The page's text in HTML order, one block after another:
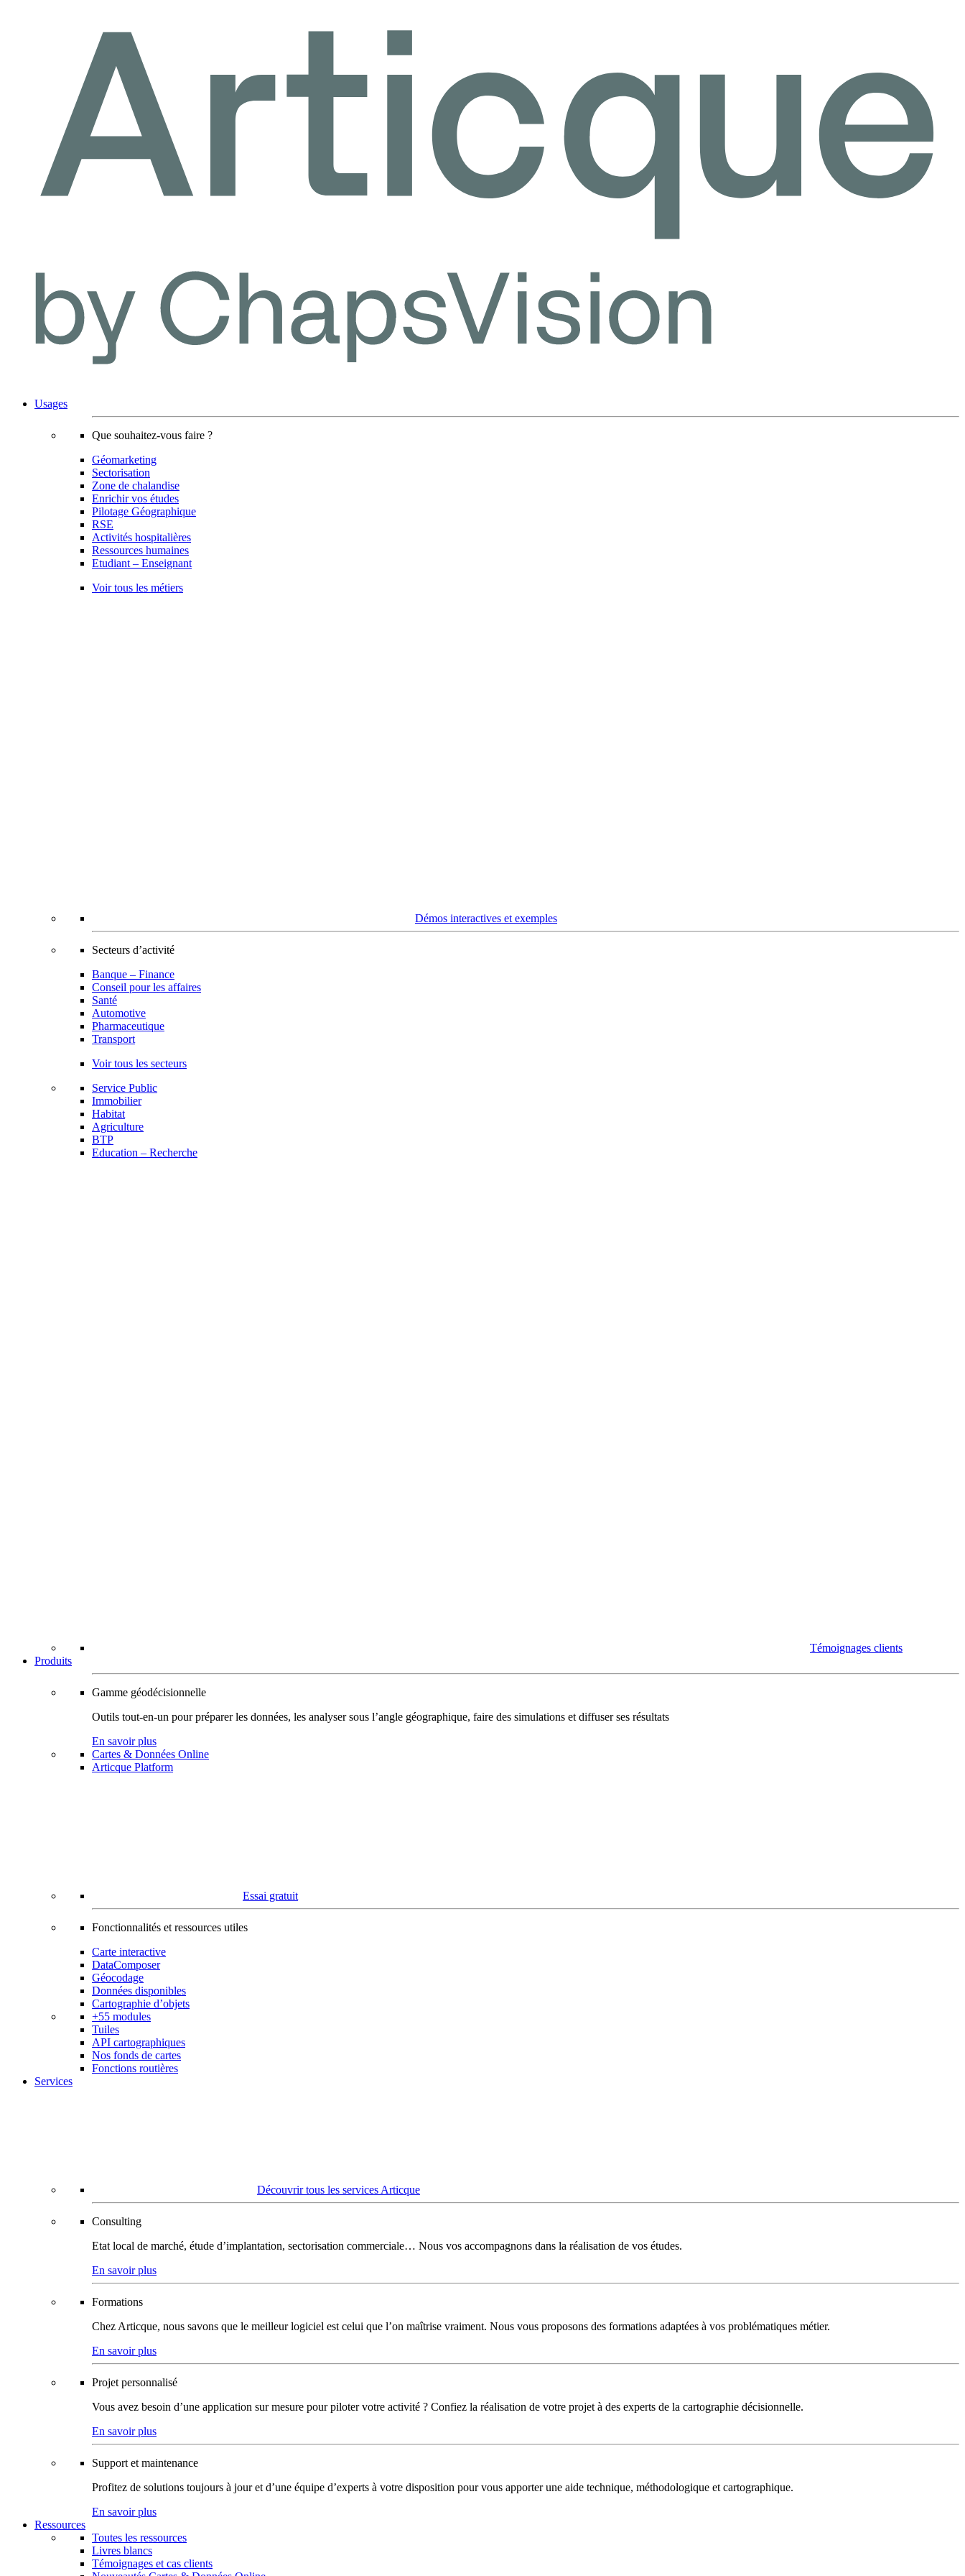
Usages
Que souhaitez-vous faire ?
Géomarketing
Sectorisation
Zone de chalandise
Enrichir vos études
Pilotage Géographique
RSE
Activités hospitalières
Ressources humaines
Etudiant – Enseignant
Voir tous les métiers
Démos interactives et exemples
Secteurs d’activité
Banque – Finance
Conseil pour les affaires
Santé
Automotive
Pharmaceutique
Transport
Voir tous les secteurs
Service Public
Immobilier
Habitat
Agriculture
BTP
Education – Recherche
Témoignages clients
Produits
Gamme géodécisionnelle
Outils tout-en-un pour préparer les données, les analyser sous l’angle géographique, faire des simulations et diffuser ses résultats
En savoir plus
Cartes & Données Online
Articque Platform
Essai gratuit
Fonctionnalités et ressources utiles
Carte interactive
DataComposer
Géocodage
Données disponibles
Cartographie d’objets
+55 modules
Tuiles
API cartographiques
Nos fonds de cartes
Fonctions routières
Services
Découvrir tous les services Articque
Consulting
Etat local de marché, étude d’implantation, sectorisation commerciale… Nous vos accompagnons dans la réalisation de vos études.
En savoir plus
Formations
Chez Articque, nous savons que le meilleur logiciel est celui que l’on maîtrise vraiment. Nous vous proposons des formations adaptées à vos problématiques métier.
En savoir plus
Projet personnalisé
Vous avez besoin d’une application sur mesure pour piloter votre activité ? Confiez la réalisation de votre projet à des experts de la cartographie décisionnelle.
En savoir plus
Support et maintenance
Profitez de solutions toujours à jour et d’une équipe d’experts à votre disposition pour vous apporter une aide technique, méthodologique et cartographique.
En savoir plus
Ressources
Toutes les ressources
Livres blancs
Témoignages et cas clients